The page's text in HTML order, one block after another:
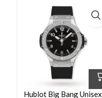
Hublot Big Bang Unisex